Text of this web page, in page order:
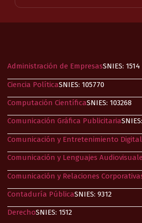
Administración de EmpresasSNIES: 1514
Ciencia PolíticaSNIES: 105770
Computación CientíficaSNIES: 103268
Comunicación Gráfica Publicitaria
Comunicación y Entretenimiento Digital​
Comunicación y Lenguajes
Comunicación y Relaciones
Contaduría PúblicaSNIES: 9312
DerechoSNIES: 1512